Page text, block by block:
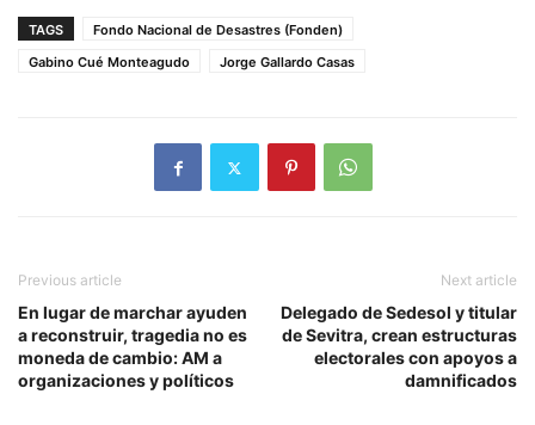
TAGS
Fondo Nacional de Desastres (Fonden)
Gabino Cué Monteagudo
Jorge Gallardo Casas
Previous article
En lugar de marchar ayuden
a reconstruir, tragedia no es
moneda de cambio: AM a
organizaciones y políticos
Next article
Delegado de Sedesol y titular
de Sevitra, crean estructuras
electorales con apoyos a
damnificados